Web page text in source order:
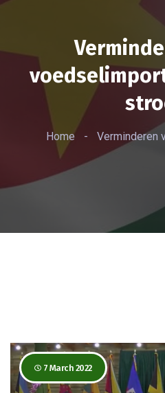
Home - Verminderen
7 March 2022